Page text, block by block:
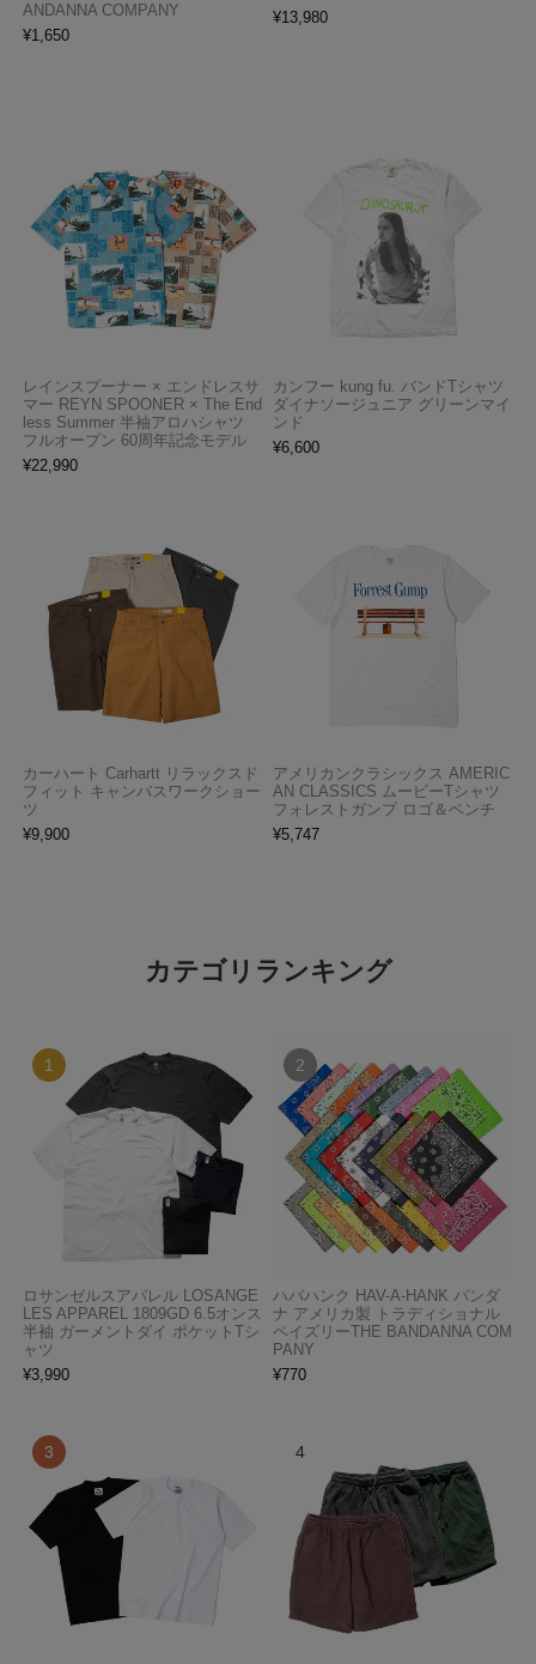
ANDANNA COMPANY
¥1,650
¥13,980
レインスプーナー × エンドレスサ
マー REYN SPOONER × The End
less Summer 半袖アロハシャツ
フルオープン 60周年記念モデル
¥22,990
カンフー kung fu. バンドTシャツ
ダイナソージュニア グリーンマイ
ンド
¥6,600
カーハート Carhartt リラックスド
フィット キャンバスワークショー
ツ
¥9,900
アメリカンクラシックス AMERIC
AN CLASSICS ムービーTシャツ
フォレストガンプ ロゴ＆ベンチ
¥5,747
カテゴリランキング
ロサンゼルスアパレル LOSANGE
LES APPAREL 1809GD 6.5オンス
半袖 ガーメントダイ ポケットTシ
ャツ
¥3,990
ハバハンク HAV-A-HANK バンダ
ナ アメリカ製 トラディショナル
ペイズリーTHE BANDANNA COM
PANY
¥770